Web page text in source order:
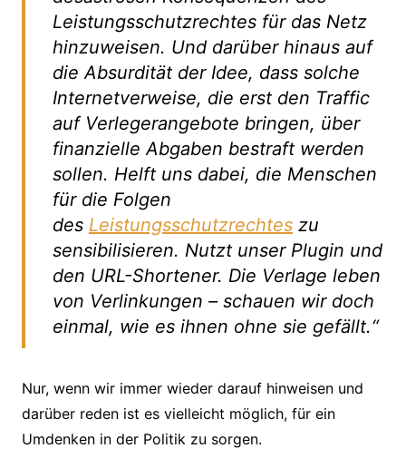
Leistungsschutzrechtes für das Netz
hinzuweisen. Und darüber hinaus auf
die Absurdität der Idee, dass solche
Internetverweise, die erst den Traffic
auf Verlegerangebote bringen, über
finanzielle Abgaben bestraft werden
sollen. Helft uns dabei, die Menschen
für die Folgen
des Leistungsschutzrechteszu
sensibilisieren. Nutzt unser Plugin und
den URL-Shortener. Die Verlage leben
von Verlinkungen – schauen wir doch
einmal, wie es ihnen ohne sie gefällt.“
Nur, wenn wir immer wieder darauf hinweisen und
darüber reden ist es vielleicht möglich, für ein
Umdenken in der Politik zu sorgen.